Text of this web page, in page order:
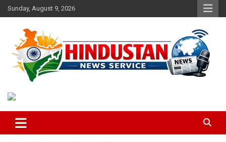
Skip
to
Sunday, August 9, 2026
Hindustan News Service